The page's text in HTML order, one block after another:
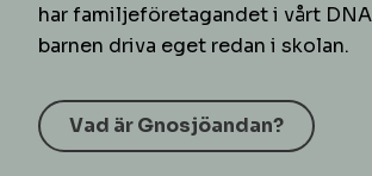
har familjeföretagandet i vårt
barnen driva eget redan i skolan.
Vad är Gnosjöandan?